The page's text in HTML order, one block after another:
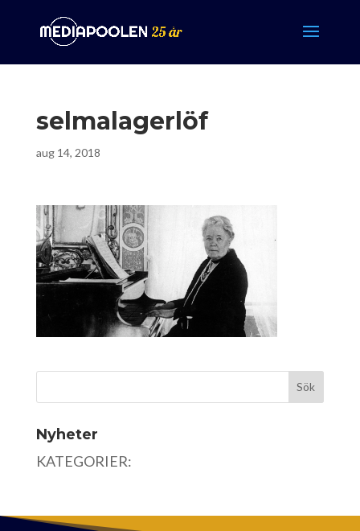
selmalagerlöf
aug 14, 2018
Nyheter
KATEGORIER: